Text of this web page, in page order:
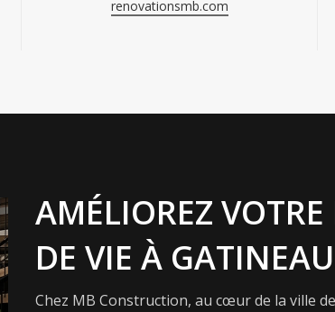
renovationsmb.com
AMÉLIOREZ VOTRE
DE VIE À
Chez MB Construction, au cœur de la ville